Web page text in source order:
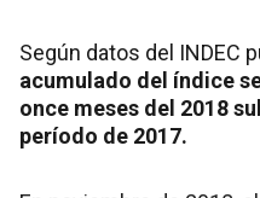
Según datos del INDEC
acumulado del índice
once meses del 2018
período de 2017.